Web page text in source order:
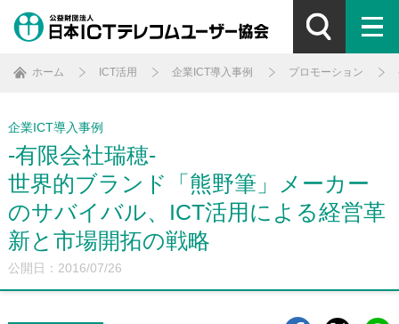
ホーム ICT活用 企業ICT導入事例 プロモーション
企業ICT導入事例
-有限会社瑞穂-
世界的ブランド「熊野筆」メーカー
のサバイバル、ICT活用による経営革
新と市場開拓の戦略
公開日：2016/07/26